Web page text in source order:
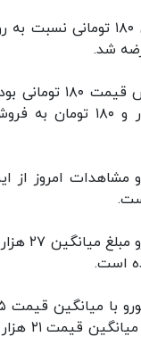
براین اساس، ‌قیمت دلار در صرافی‌های بانکی در ساعت ۱۴ امروز با افزایش ۱۸۰ تومانی نسبت به روز
همچنین تابلوی صرافی‌های بانکی برای خرید و فروش یورو نیز شاهد افزایش قیمت ۱۸۰ تومانی بود.
این صرافی‌ها هر یورو را با بهای ۲۷ هزار و ۸۰ تومان خریداری و ۲۷ هزار و ۱۸۰ تومان به فروش
امروز از این
علاوه بر این در سامانه سنا روز کاری گذشته (۲۰ شهریور) برای فروش هر یورو مبلغ میانگین ۲۷ هزار و
علاوه بر این در سامانه نیما نیز در روز معاملاتی گذشته، فروش هر حواله یورو با میانگین قیمت ۲۵
هزار و ۹۵۴ تومان ثبت شد. فروش حواله دلار نیز در روز معاملاتی گذشته با میانگین قیمت ۲۱ هزار و